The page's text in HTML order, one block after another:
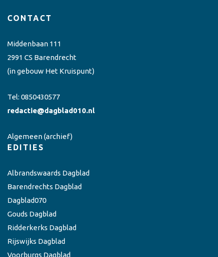
CONTACT
Middenbaan 111
2991 CS Barendrecht
(in gebouw Het Kruispunt)
Tel: 0850430577
redactie@dagblad010.nl
Algemeen(archief)
EDITIES
Albrandswaards Dagblad
Barendrechts Dagblad
Dagblad070
Gouds Dagblad
Ridderkerks Dagblad
Rijswijks Dagblad
Voorburgs Dagblad